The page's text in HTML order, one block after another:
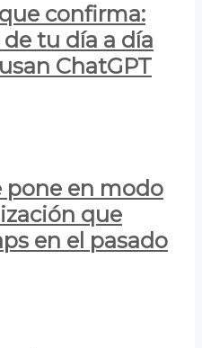
confirma:
de tu día a día
ChatGPT
pone en modo
que
en el pasado